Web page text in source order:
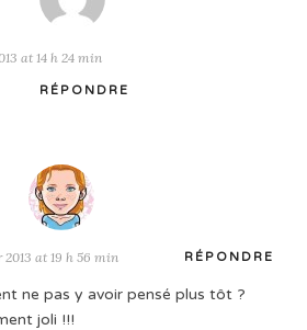
at 14 h 24 min
RÉPONDRE
at 19 h 56 min RÉPONDRE
ne pas y avoir pensé plus tôt ?
joli !!!